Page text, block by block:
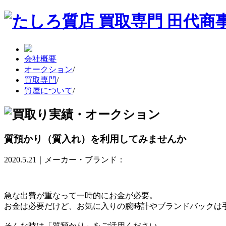
会社概要
オークション/
買取専門/
質屋について/
質預かり（質入れ）を利用してみませんか
2020.5.21｜メーカー・ブランド：
急な出費が重なって一時的にお金が必要。
お金は必要だけど、お気に入りの腕時計やブランドバックは